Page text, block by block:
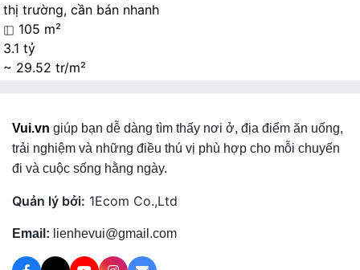
thị trường, cần bán nhanh
105 m²
3.1 tỷ
~ 29.52 tr/m²
Vui.vn giúp bạn dễ dàng tìm thấy nơi ở, địa điểm ăn uống,
trải nghiệm và những điều thú vị phù hợp cho mỗi chuyến
đi và cuộc sống hằng ngày.
Quản lý bởi: 1Ecom Co.,Ltd
Email: lienhevui@gmail.com